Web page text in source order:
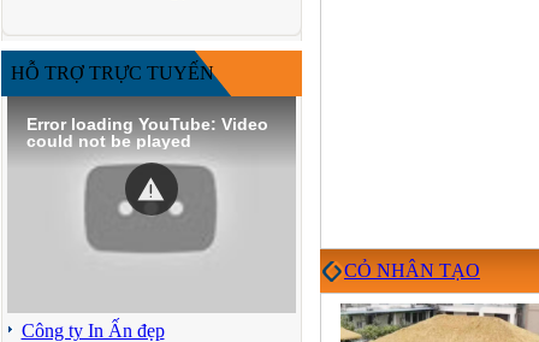
HỖ TRỢ TRỰC TUYẾN
Error loading YouTube: Video
could not be played
Công ty In Ấn đẹp
CỎ NHÂN TẠO